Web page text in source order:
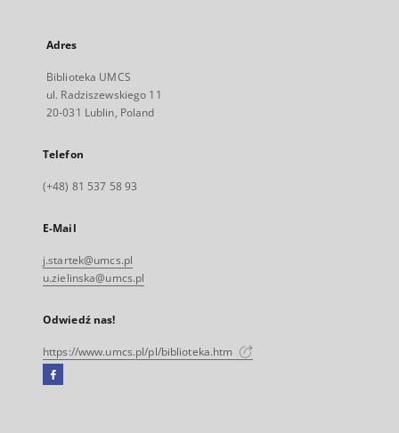
Adres
Biblioteka UMCS
ul. Radziszewskiego 11
20-031 Lublin, Poland
Telefon
(+48) 81 537 58 93
E-Mail
j.startek@umcs.pl
u.zielinska@umcs.pl
Odwiedź nas!
https://www.umcs.pl/pl/biblioteka.htm
Facebook